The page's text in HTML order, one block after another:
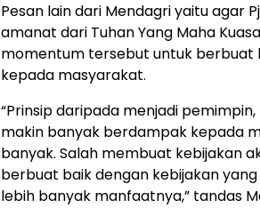
Pesan lain dari Mendagri yaitu agar
amanat dari Tuhan Yang Maha
momentum tersebut untuk berbuat
kepada masyarakat.
“Prinsip daripada menjadi
makin banyak berdampak kepada
banyak. Salah membuat kebijakan
berbuat baik dengan kebijakan
lebih banyak manfaatnya,” tandas